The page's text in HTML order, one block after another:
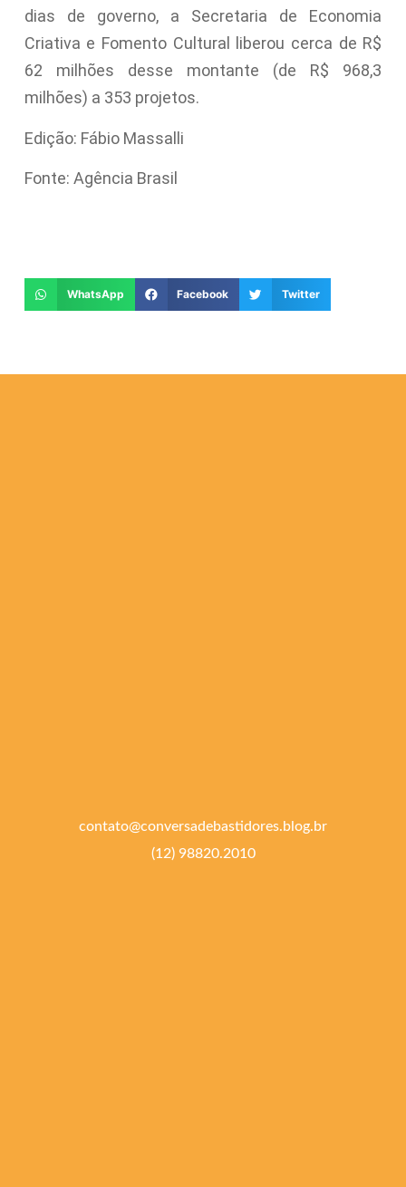
dias de governo, a Secretaria de Economia
Criativa e Fomento Cultural liberou cerca de R$
62 milhões desse montante (de R$ 968,3
milhões) a 353 projetos.
Edição: Fábio Massalli
Fonte: Agência Brasil
WhatsApp Facebook Twitter
contato@conversadebastidores.blog.br
(12) 98820.2010